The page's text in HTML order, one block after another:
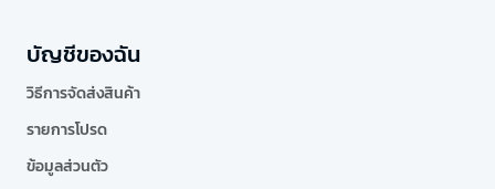
บัญชีของฉัน
วิธีการจัดส่งสินค้า
รายการโปรด
ข้อมูลส่วนตัว